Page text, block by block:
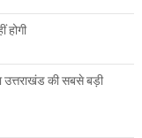
होगी
उत्तराखंड की सबसे बड़ी